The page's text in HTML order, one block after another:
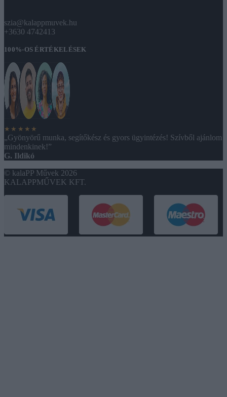
szia@kalappmuvek.hu
+3630 4742413
100%-OS ÉRTÉKELÉSEK
★★★★★
„Gyönyörű munka, segítőkész és gyors ügyintézés! Szívből ajánlom
mindenkinek!”
G. Ildikó
© kalaPP Művek 2026
KALAPPMŰVEK KFT.